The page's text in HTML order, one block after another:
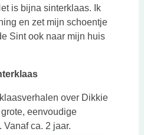
is bijna sinterklaas. Ik
en zet mijn schoentje
Sint ook naar mijn huis
over Dikkie
eenvoudige
ca. 2 jaar.